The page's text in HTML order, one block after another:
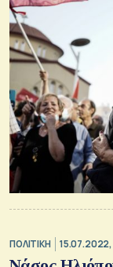
ΠΟΛΙΤΙΚΗ